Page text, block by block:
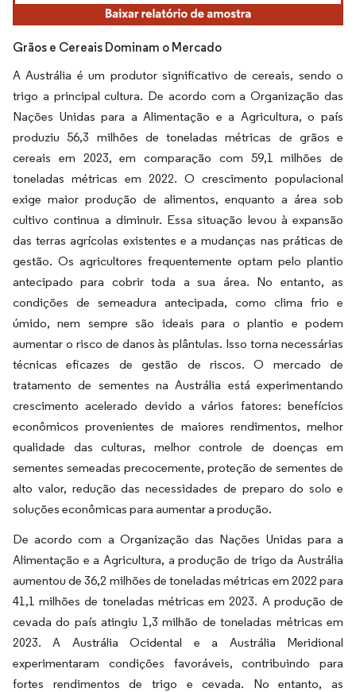
Grãos e Cereais Dominam o Mercado
A Austrália é um produtor significativo de cereais, sendo o
trigo a principal cultura. De acordo com a Organização das
Nações Unidas para a Alimentação e a Agricultura, o país
produziu 56,3 milhões de toneladas métricas de grãos e
cereais em 2023, em comparação com 59,1 milhões de
toneladas métricas em 2022. O crescimento populacional
exige maior produção de alimentos, enquanto a área sob
cultivo continua a diminuir. Essa situação levou à expansão
das terras agrícolas existentes e a mudanças nas práticas de
gestão. Os agricultores frequentemente optam pelo plantio
antecipado para cobrir toda a sua área. No entanto, as
condições de semeadura antecipada, como clima frio e
úmido, nem sempre são ideais para o plantio e podem
aumentar o risco de danos às plântulas. Isso torna necessárias
técnicas eficazes de gestão de riscos. O mercado de
tratamento de sementes na Austrália está experimentando
crescimento acelerado devido a vários fatores: benefícios
econômicos provenientes de maiores rendimentos, melhor
qualidade das culturas, melhor controle de doenças em
sementes semeadas precocemente, proteção de sementes de
alto valor, redução das necessidades de preparo do solo e
soluções econômicas para aumentar a produção.
De acordo com a Organização das Nações Unidas para a
Alimentação e a Agricultura, a produção de trigo da Austrália
aumentou de 36,2 milhões de toneladas métricas em 2022 para
41,1 milhões de toneladas métricas em 2023. A produção de
cevada do país atingiu 1,3 milhão de toneladas métricas em
2023. A Austrália Ocidental e a Austrália Meridional
experimentaram condições favoráveis, contribuindo para
fortes rendimentos de trigo e cevada. No entanto, as